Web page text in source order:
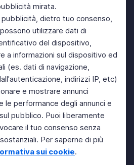
mirata.
pubblicità, dietro tuo consenso,
utilizzare dati di
del dispositivo,
a informazioni sul dispositivo ed
(es. dati di navigazione,
indirizzi IP, etc)
e mostrare annunci
le performance degli annunci e
pubblico. Puoi liberamente
il tuo consenso senza
Per saperne di più
sui cookie.